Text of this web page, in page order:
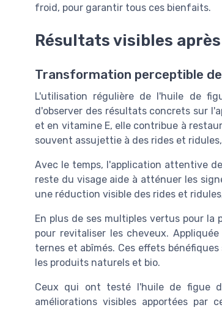
froid, pour garantir tous ces bienfaits.
Résultats visibles
Transformation perceptible de
L'utilisation régulière de l'huile de
d'observer des résultats concrets sur
et en vitamine E, elle contribue à
souvent assujettie à des rides et
Avec le temps, l'application attentive
reste du visage aide à atténuer les
une réduction visible des rides et
En plus de ses multiples vertus pour la
pour revitaliser les cheveux.
ternes et abîmés. Ces effets
les produits naturels et bio.
Ceux qui ont testé l'huile de figue
améliorations visibles apportées par